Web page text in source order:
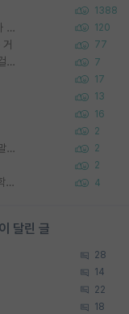
1388
대학원생들 교수에게 가스라이팅 당한 것은 이해가 갑니다. 안타깝네요. 120
77
왜 후배가 못하는걸 교수님은 내 책임으로 돌리는걸까요? 7
17
13
16
2
타대학원 컨텍 준비중인데, 지도교수님께는 언제 말씀드려야 할까요? 2
2
우리나라도 학구 열풍보면 Higher Doctorate 학위가 필요하다고 봅니다. 4
달린 글
28
14
22
18